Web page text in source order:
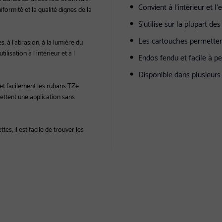
et la qualité dignes de la
à l'abrasion, à la lumière du
à l intérieur et à l
facilement les rubans TZe
une application sans
il est facile de trouver les
Convient à l'intérieur et
S'utilise sur la plupart
Les cartouches
Endos fendu et facile à
Disponible dans